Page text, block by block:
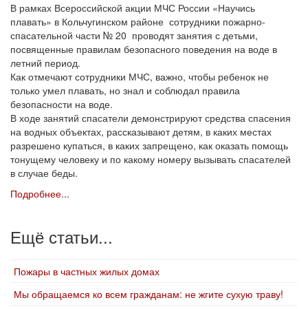
В рамках Всероссийской акции МЧС России «Научись
плавать» в Кольчугинском районе сотрудники пожарно-
спасательной части № 20 проводят занятия с детьми,
посвященные правилам безопасного поведения на воде в
летний период.
Как отмечают сотрудники МЧС, важно, чтобы ребенок не
только умел плавать, но знал и соблюдал правила
безопасности на воде.
В ходе занятий спасатели демонстрируют средства спасения
на водных объектах, рассказывают детям, в каких местах
разрешено купаться, в каких запрещено, как оказать помощь
тонущему человеку и по какому номеру вызывать спасателей
в случае беды.
Подробнее...
Ещё статьи...
Пожары в частных жилых домах
Мы обращаемся ко всем гражданам: не жгите сухую траву!